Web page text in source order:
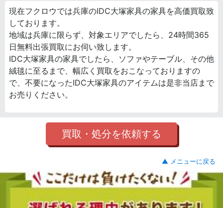
現在フクロウでは兵庫のIDC大塚家具の家具を高価買取致
しております。
地域は兵庫に限らず、対象エリアでしたら、24時間365
日無料出張買取にお伺い致します。
IDC大塚家具の家具でしたら、ソファやテーブル、その他
絨毯に至るまで、幅広く買取をおこなっておりますの
で、不要になったIDC大塚家具のアイテムは是非当店まで
お売りください。
買取・処分を依頼する
▲ メニューに戻る